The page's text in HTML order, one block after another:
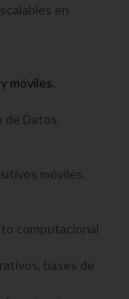
en
móviles.
de Datos.
móviles.
computacional
bases de